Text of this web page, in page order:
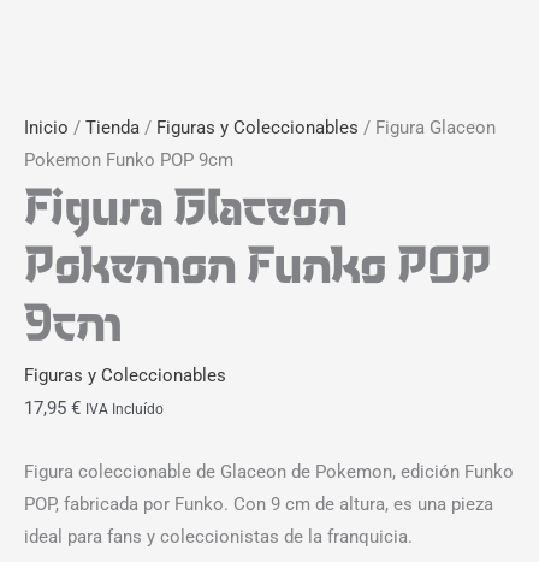
Inicio / Tienda / Figuras y Coleccionables / Figura Glaceon
Pokemon Funko POP 9cm
Figura Glaceon
Pokemon Funko POP
9cm
Figuras y Coleccionables
17,95 € IVA Incluído
Figura coleccionable de Glaceon de Pokemon, edición Funko
POP, fabricada por Funko. Con 9 cm de altura, es una pieza
ideal para fans y coleccionistas de la franquicia.